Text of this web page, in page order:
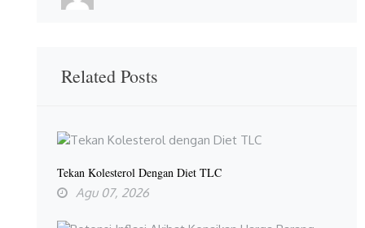
Related Posts
Tekan Kolesterol Dengan Diet TLC
Agu 07, 2026